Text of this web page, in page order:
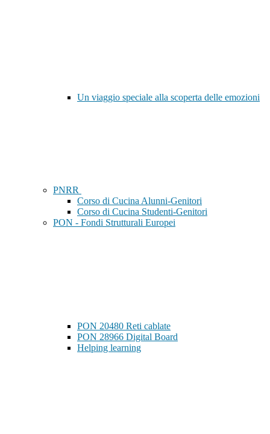
Un viaggio speciale alla scoperta delle emozioni
PNRR
Corso di Cucina Alunni-Genitori
Corso di Cucina Studenti-Genitori
PON - Fondi Strutturali Europei
PON 20480 Reti cablate
PON 28966 Digital Board
Helping learning